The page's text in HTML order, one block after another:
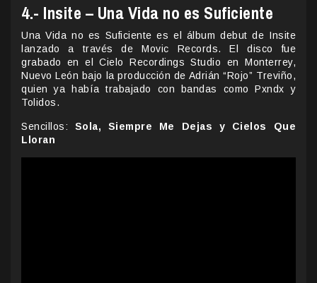
4.- Insite – Una Vida no es Suficiente
Una Vida no es Suficiente es el álbum debut de Insite
lanzado a través de Movic Records. El disco fue
grabado en el Cielo Recordings Studio en Monterrey,
Nuevo León bajo la producción de Adrián “Rojo” Treviño,
quien ya había trabajado con bandas como Pxndx y
Tolidos.
Sencillos: Sola, Siempre Me Dejas y Cielos Que
Lloran